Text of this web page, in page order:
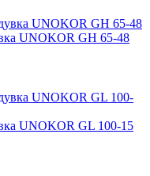
UNOKOR GH 65-48
UNOKOR GL 100-15